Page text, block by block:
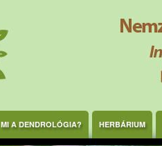
MI A DENDROLÓGIA? HERBÁRIUM